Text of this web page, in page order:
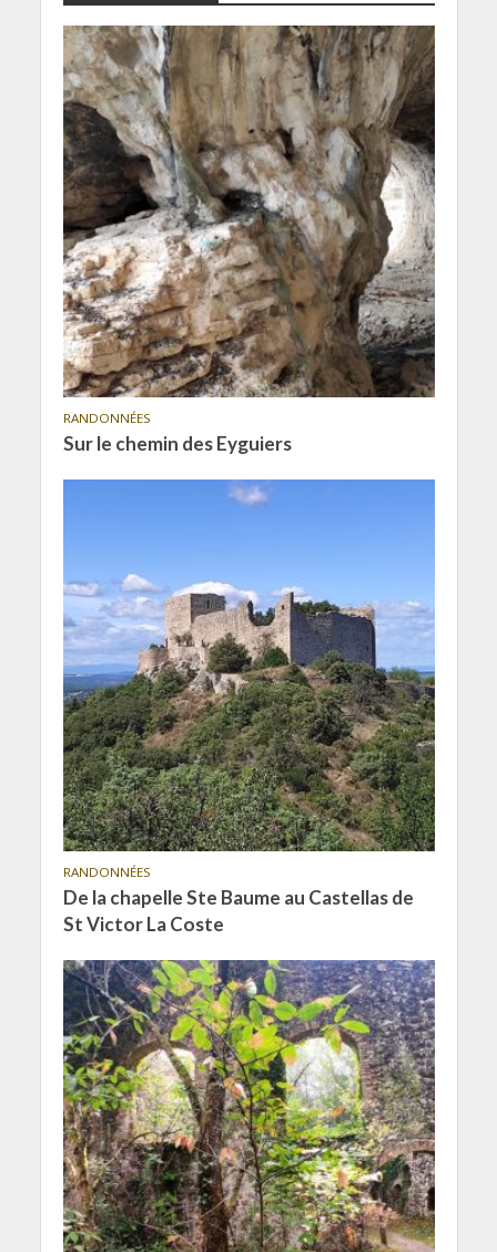
RANDONNÉES
Sur le chemin des Eyguiers
RANDONNÉES
De la chapelle Ste Baume au Castellas de
St Victor La Coste